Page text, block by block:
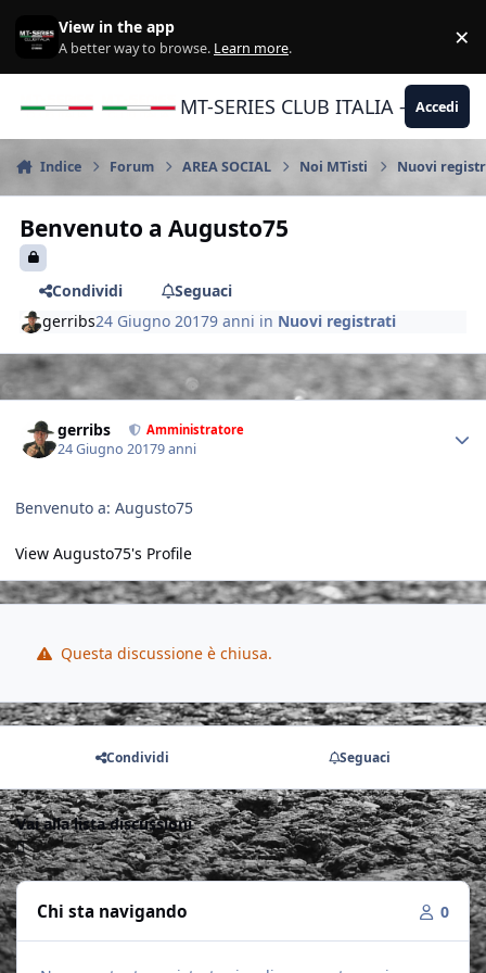
View in the app
A better way to browse. Learn more. ×
MT-SERIES CLUB ITALIA -Accedi
Indice Forum AREA SOCIAL Noi MTisti Nuovi
Benvenuto a Augusto75
Condividi
Seguaci
gerribs24 Giugno 20179 anni in Nuovi registrati
gerribs Amministratore
24 Giugno 20179 anni
Benvenuto a: Augusto75
View Augusto75's Profile
Questa discussione è chiusa.
Condividi Seguaci
Vai alla lista discussioni
Chi sta navigando 0